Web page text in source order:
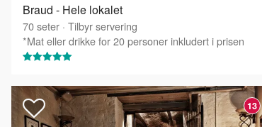
Braud - Hele lokalet
70seter · Tilbyr servering
*Mat eller drikke for 20 personer inkludert i prisen
13